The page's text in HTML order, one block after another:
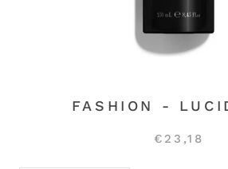
FASHION -
€23,18